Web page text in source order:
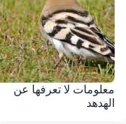
معلومات لا تعرفها عن
الهدهد